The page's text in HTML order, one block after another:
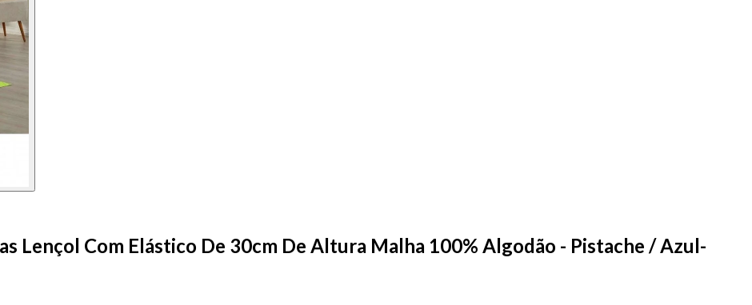
Lençol Com Elástico De 30cm De Altura Malha 100% Algodão - Pistache / Azul-